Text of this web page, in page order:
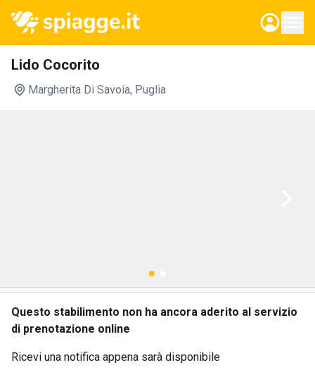
Lido Cocorito
Margherita Di Savoia, Puglia
Questo stabilimento non ha ancora aderito al servizio
di prenotazione online
Ricevi una notifica appena sarà disponibile